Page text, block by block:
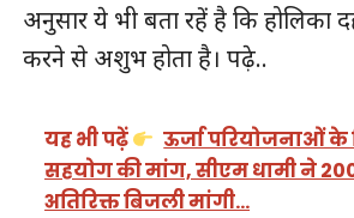
अनुसार ये भी बता रहें है कि होलिका
करने से अशुभ होता है। पढ़े..
यह भी पढ़ें
ऊर्जा परियोजनाओं के
सहयोग की मांग, सीएम धामी ने
अतिरिक्त बिजली मांगी…